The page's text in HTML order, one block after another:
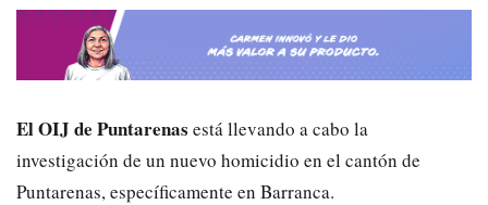
El OIJ de Puntarenas está llevando a cabo la
investigación de un nuevo homicidio en el cantón de
Puntarenas, específicamente en Barranca.